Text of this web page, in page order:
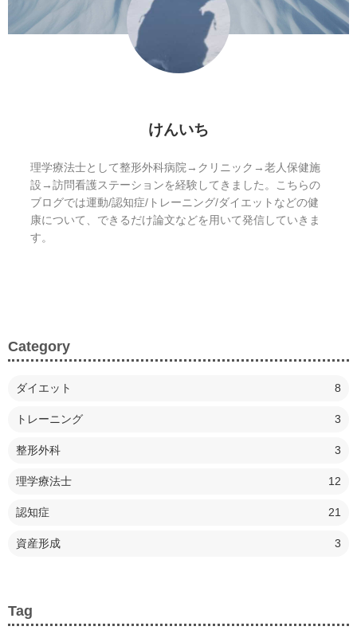
けんいち
理学療法士として整形外科病院→クリニック→老人保健施
設→訪問看護ステーションを経験してきました。こちらの
ブログでは運動/認知症/トレーニング/ダイエットなどの健
康について、できるだけ論文などを用いて発信していきま
す。
Category
ダイエット 8
トレーニング 3
整形外科 3
理学療法士 12
認知症 21
資産形成 3
Tag